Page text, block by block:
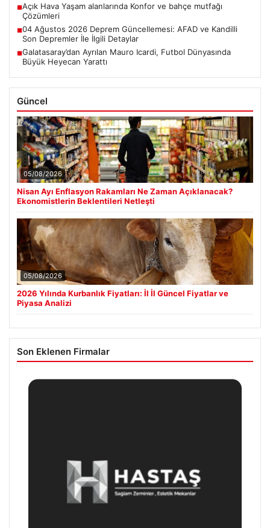
■Açık Hava Yaşam alanlarında Konfor ve bahçe mutfağı
Çözümleri
■04 Ağustos 2026 Deprem Güncellemesi: AFAD ve Kandilli
Son Depremler İle İlgili Detaylar
■Galatasaray’dan Ayrılan Mauro Icardi, Futbol Dünyasında
Büyük Heyecan Yarattı
Güncel
05/08/2026
Nisan Ayı Enflasyon Rakamları Ne Zaman Açıklanacak?
Ekonomistlerin Beklentileri Netleşti
05/08/2026
2026 Yılında Kurbanlık Fiyatları: İl İl Güncel Fiyatlar ve
Piyasa Analizi
Son Eklenen Firmalar